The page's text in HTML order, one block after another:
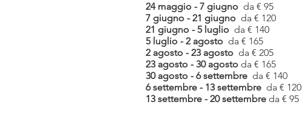
24 maggio - 7 giugno da € 95
7 giugno - 21 giugno da € 120
21 giugno - 5 luglio da € 140
5 luglio - 2 agosto da € 165
2 agosto - 23 agosto da € 205
23 agosto - 30 agosto da € 165
30 agosto - 6 settembre da € 140
6 settembre - 13 settembre da € 120
13 settembre - 20 settembre da € 95